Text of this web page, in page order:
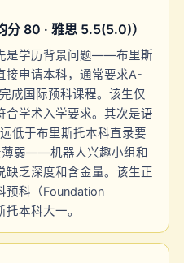
分 80 · 雅思 5.5(5.0)）
是学历背景问题——布里斯
接申请本科，通常要求A-
成国际预科课程。该生仅
合学术入学要求。其次是语
低于布里斯托本科直录要
弱——机器人兴趣小组和
缺乏深度和含金量。该生正
预科（Foundation
本科大一。